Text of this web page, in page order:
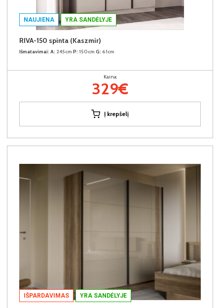
NAUJIENA YRA SANDĖLYJE
RIVA-150 spinta (Kaszmir)
Išmatavimai: A: 245cm P: 150cm G: 61cm
Kaina:
329€
Į krepšelį
IŠPARDAVIMAS YRA SANDĖLYJE